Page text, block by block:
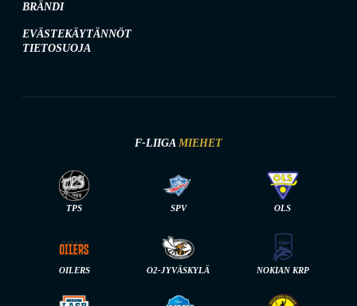
BRÄNDI
EVÄSTEKÄYTÄNNÖT
TIETOSUOJA
F-LIIGA MIEHET
TPS SPV OLS
OILERS O2-JYVÄSKYLÄ NOKIAN KRP